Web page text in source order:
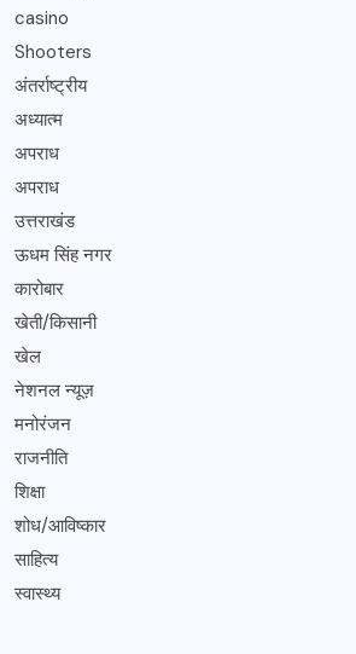
casino
Shooters
अंतर्राष्ट्रीय
अध्यात्म
अपराध
अपराध
उत्तराखंड
ऊधम सिंह नगर
कारोबार
खेती/किसानी
खेल
नेशनल न्यूज़
मनोरंजन
राजनीति
शिक्षा
शोध/आविष्कार
साहित्य
स्वास्थ्य